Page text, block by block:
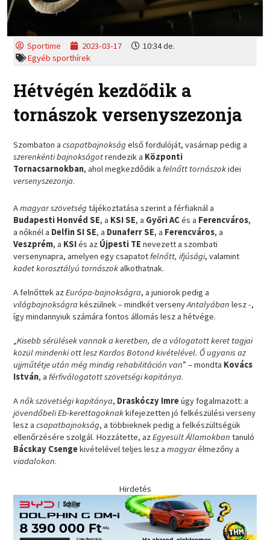
Sportime 2023-03-17
10:34 de.
Egyéb sporthírek
Hétvégén kezdődik a
tornászok versenyszezonja
Szombaton acsapatbajnokságelső fordulóját, vasárnap pedig a
szerenkénti bajnokságotrendezik a Központi
Tornacsarnokban, ahol megkezdődik afelnőtt tornászokidei
versenyszezonja.
Amagyar szövetségtájékoztatása szerint a férfiaknál a
Budapesti Honvéd SE, a KSI SE, a Győri ACés a Ferencváros,
a nőknél a Delfin SI SE, a Dunaferr SE, a Ferencváros, a
Veszprém, a KSIés az Újpesti TE nevezett a szombati
versenynapra, amelyen egy csapatotfelnőtt, ifjúsági, valamint
kadet korosztályú tornászokalkothatnak.
A felnőttek azEurópa-bajnokságra, a juniorok pedig a
világbajnokságrakészülnek – mindkét versenyAntalyábanlesz -,
így mindannyiuk számára fontos állomás lesz a hétvége.
„Kisebb sérülések vannak a keretben, de a válogatott keret tagjai
közül mindenki ott lesz Kardos Botond kivételével. Ő ugyanis az
ujjműtétje után még mindig rehabilitáción van” – mondta Kovács
István, aférfiválogatott szövetségi kapitánya.
Anők szövetségi kapitánya, Draskóczy Imreúgy fogalmazott: a
jövendőbeli Eb-kerettagoknakkifejezetten jó felkészülési verseny
lesz acsapatbajnokság, a többieknek pedig a felkészültségük
ellenőrzésére szolgál. Hozzátette, azEgyesült Államokban tanuló
Bácskay Csengekivételével teljes lesz amagyarélmezőny a
viadalokon.
Hirdetés